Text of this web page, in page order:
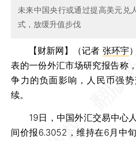
未来中国央行或通过提高美元兑
式，放缓升值步伐
【财新网】（记者 张环宇）
表的一份外汇市场研究报告称
争力的负面影响，人民币强
续。
19日，中国外汇交易中心人
间价报6.3052，维持在6月中